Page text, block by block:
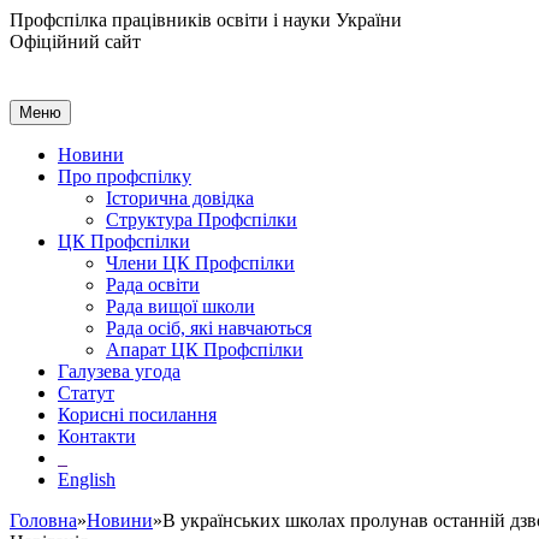
Профспілка працівників освіти і науки України
Офіційний сайт
Меню
Новини
Про профспілку
Історична довідка
Структура Профспілки
ЦК Профспілки
Члени ЦК Профспілки
Рада освіти
Рада вищої школи
Рада осіб, які навчаються
Апарат ЦК Профспілки
Галузева угода
Статут
Корисні посилання
Контакти
English
Головна»Новини»В українських школах пролунав останній